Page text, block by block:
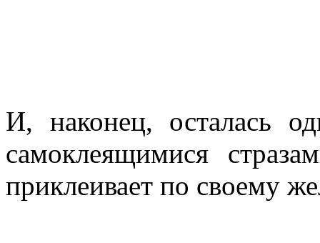
И, наконец, осталась
самоклеящимися
приклеивает по своему